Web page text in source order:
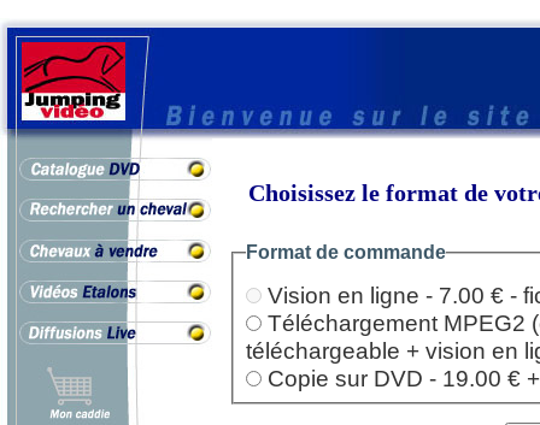
Choisissez le format de
Format de commande
Vision en ligne - 7.00 € -
Téléchargement MPEG2
téléchargeable + vision en
Copie sur DVD - 19.00 €